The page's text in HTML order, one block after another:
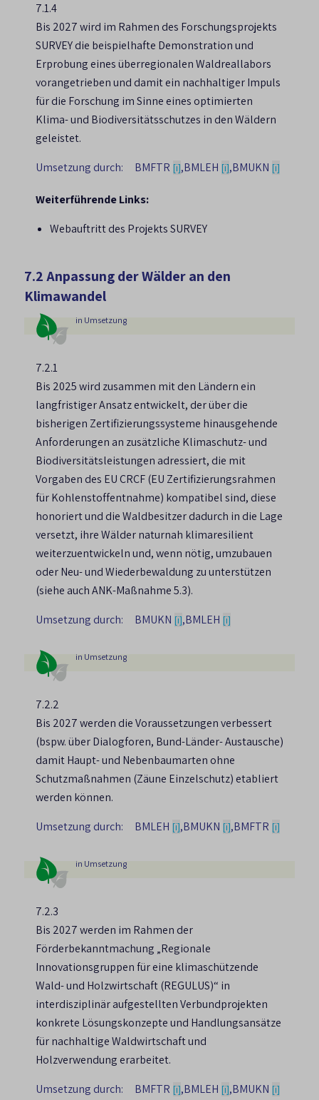
7.1.4
Bis 2027 wird im Rahmen des Forschungsprojekts
SURVEY die beispielhafte Demonstration und
Erprobung eines überregionalen Waldreallabors
vorangetrieben und damit ein nachhaltiger Impuls
für die Forschung im Sinne eines optimierten
Klima- und Biodiversitätsschutzes in den Wäldern
geleistet.
Umsetzung durch:
BMFTR [i],BMLEH [i],BMUKN [i]
Weiterführende Links:
Webauftritt des Projekts SURVEY
7.2 Anpassung der Wälder an den
Klimawandel
in Umsetzung
7.2.1
Bis 2025 wird zusammen mit den Ländern ein
langfristiger Ansatz entwickelt, der über die
bisherigen Zertifizierungssysteme hinausgehende
Anforderungen an zusätzliche Klimaschutz- und
Biodiversitätsleistungen adressiert, die mit
Vorgaben des EU CRCF (EU Zertifizierungsrahmen
für Kohlenstoffentnahme) kompatibel sind, diese
honoriert und die Waldbesitzer dadurch in die Lage
versetzt, ihre Wälder naturnah klimaresilient
weiterzuentwickeln und, wenn nötig, umzubauen
oder Neu- und Wiederbewaldung zu unterstützen
(siehe auch ANK-Maßnahme 5.3).
Umsetzung durch:
BMUKN [i],BMLEH [i]
in Umsetzung
7.2.2
Bis 2027 werden die Voraussetzungen verbessert
(bspw. über Dialogforen, Bund-Länder- Austausche)
damit Haupt- und Nebenbaumarten ohne
Schutzmaßnahmen (Zäune Einzelschutz) etabliert
werden können.
Umsetzung durch:
BMLEH [i],BMUKN [i],BMFTR [i]
in Umsetzung
7.2.3
Bis 2027 werden im Rahmen der
Förderbekanntmachung „Regionale
Innovationsgruppen für eine klimaschützende
Wald- und Holzwirtschaft (REGULUS)“ in
interdisziplinär aufgestellten Verbundprojekten
konkrete Lösungskonzepte und Handlungsansätze
für nachhaltige Waldwirtschaft und
Holzverwendung erarbeitet.
Umsetzung durch:
BMFTR [i],BMLEH [i],BMUKN [i]